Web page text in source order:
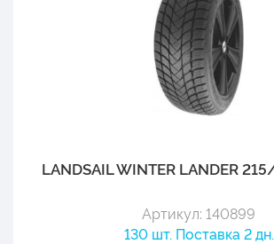
LANDSAIL WINTER LANDER
Артикул: 140899
130 шт. Поставка 2 дн.